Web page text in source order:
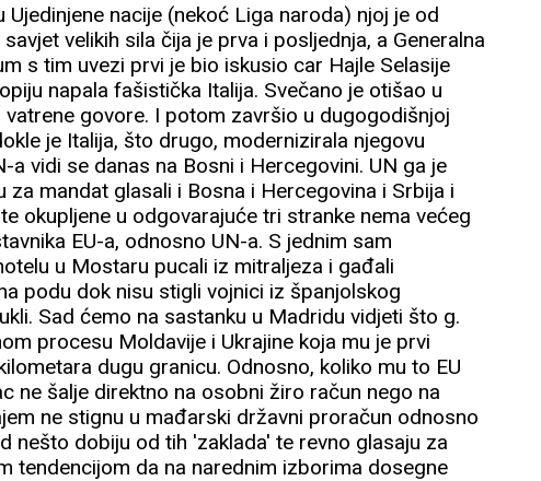
nacije (nekoć Liga naroda) njoj je od
velikih sila čija je prva i posljednja, a Generalna
s tim uvezi prvi je bio iskusio car Hajle Selasije
napala fašistička Italija. Svečano je otišao u
govore. I potom završio u dugogodišnjoj
je Italija, što drugo, modernizirala njegovu
vidi se danas na Bosni i Hercegovini. UN ga je
mandat glasali i Bosna i Hercegovina i Srbija i
okupljene u odgovarajuće tri stranke nema većeg
EU-a, odnosno UN-a. S jednim sam
u Mostaru pucali iz mitraljeza i gađali
podu dok nisu stigli vojnici iz španjolskog
Sad ćemo na sastanku u Madridu vidjeti što g.
procesu Moldavije i Ukrajine koja mu je prvi
dugu granicu. Odnosno, koliko mu to EU
ne šalje direktno na osobni žiro račun nego na
ne stignu u mađarski državni proračun odnosno
nešto dobiju od tih 'zaklada' te revno glasaju za
tendencijom da na narednim izborima dosegne